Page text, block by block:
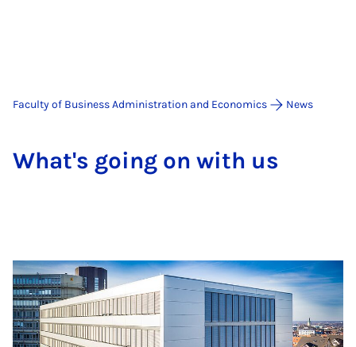
Faculty of Business Administration and Economics News
What's go­ing on with us